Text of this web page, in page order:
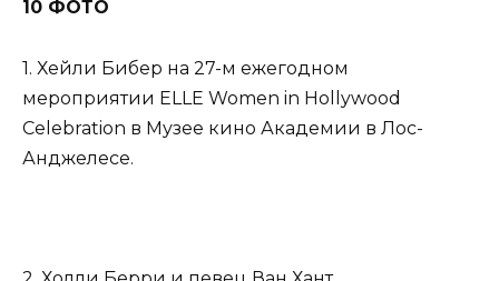
10 ФОТО
1. Хейли Бибер на 27-м ежегодном
мероприятии ELLE Women in Hollywood
Celebration в Музее кино Академии в Лос-
Анджелесе.